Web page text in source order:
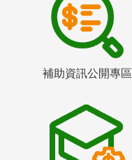
補助資訊公開專區